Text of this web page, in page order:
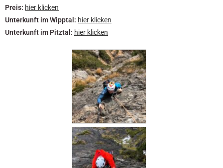
Preis: hier klicken
Unterkunft im Wipptal: hier klicken
Unterkunft im Pitztal: hier klicken